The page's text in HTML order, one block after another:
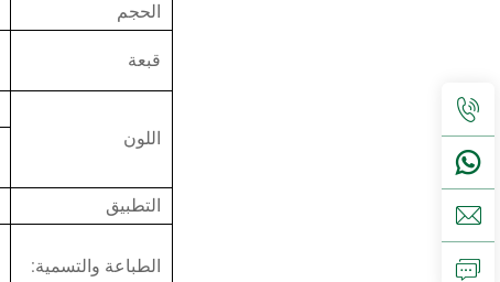
الحجم
قبعة
اللون
التطبيق
الطباعة والتسمية: